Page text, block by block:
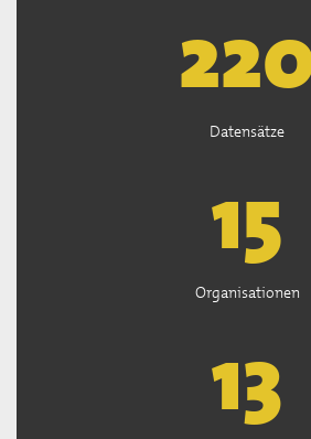
222
Datensätze
15
Organisationen
13